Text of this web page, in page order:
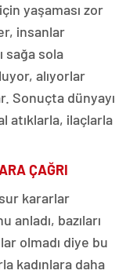
yaşaması zor
insanlar
sağa sola
alıyorlar
Sonuçta dünyayı
atıklarla, ilaçlarla
ÇAĞRI
kararlar
anladı, bazıları
olmadı diye bu
kadınlara daha